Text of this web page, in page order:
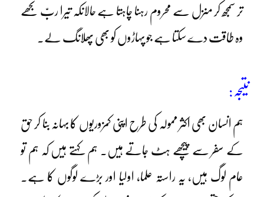
تر سمجھ کر منزل سے محروم رہنا چاہتا ہے حالانکہ تیرا ربّ تجھے
وہ طاقت دے سکتا ہے جو پہاڑوں کو بھی پھلانگ لے۔
نتیجہ:
ہم انسان بھی اکثر ممولہ کی طرح اپنی کمزوریوں کا بہانہ بنا کر حق
کے سفر سے پیچھے ہٹ جاتے ہیں۔ ہم کہتے ہیں کہ ہم تو
عام لوگ ہیں، یہ راستہ علما، اولیا اور بڑے لوگوں کا ہے۔